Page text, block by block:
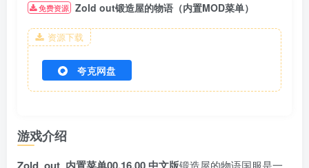
免费资源 Zold out锻造屋的物语（内置MOD菜单）
资源下载
夸克网盘
游戏介绍